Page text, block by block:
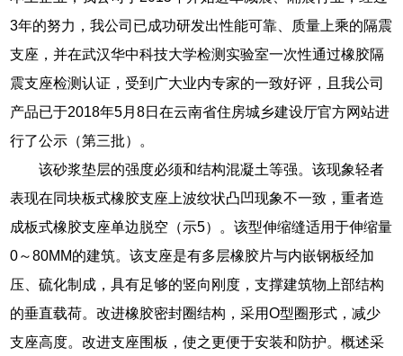
3年的努力，我公司已成功研发出性能可靠、质量上乘的隔震
支座，并在武汉华中科技大学检测实验室一次性通过橡胶隔
震支座检测认证，受到广大业内专家的一致好评，且我公司
产品已于2018年5月8日在云南省住房城乡建设厅官方网站进
行了公示（第三批）。
该砂浆垫层的强度必须和结构混凝土等强。该现象轻者
表现在同块板式橡胶支座上波纹状凸凹现象不一致，重者造
成板式橡胶支座单边脱空（示5）。该型伸缩缝适用于伸缩量
0～80MM的建筑。该支座是有多层橡胶片与内嵌钢板经加
压、硫化制成，具有足够的竖向刚度，支撑建筑物上部结构
的垂直载荷。改进橡胶密封圈结构，采用O型圈形式，减少
支座高度。改进支座围板，使之更便于安装和防护。概述采